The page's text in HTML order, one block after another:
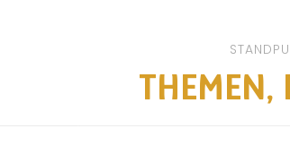
THEMEN,